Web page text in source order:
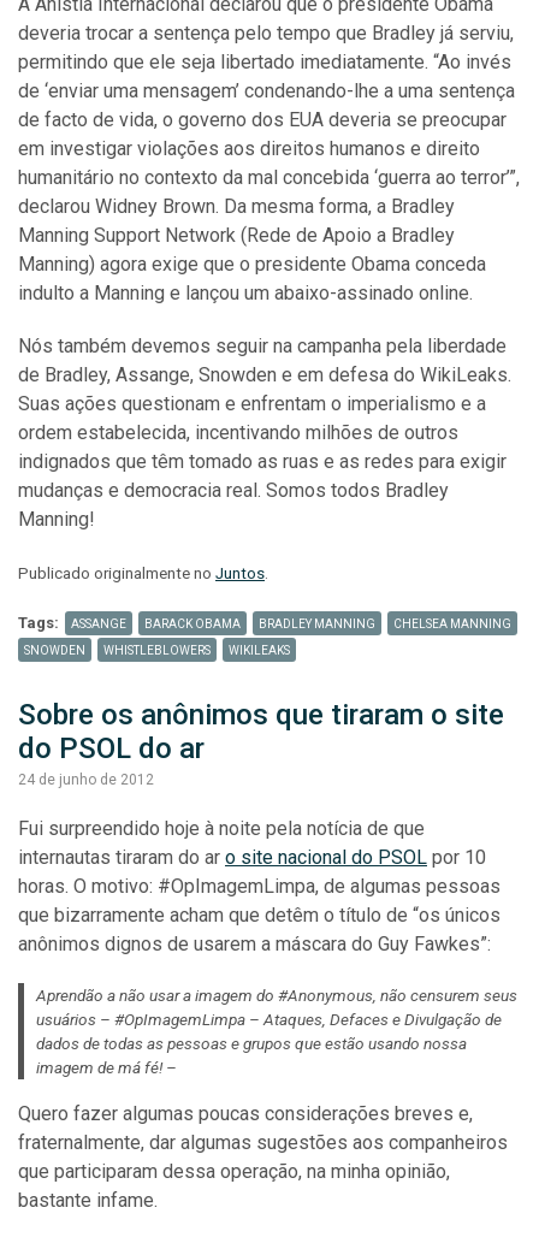
deveria trocar a sentença pelo tempo que Bradley já serviu,
permitindo que ele seja libertado imediatamente. “Ao invés
de ‘enviar uma mensagem’ condenando-lhe a uma sentença
de facto de vida, o governo dos EUA deveria se preocupar
em investigar violações aos direitos humanos e direito
humanitário no contexto da mal concebida ‘guerra ao terror’”,
declarou Widney Brown. Da mesma forma, a Bradley
Manning Support Network (Rede de Apoio a Bradley
Manning) agora exige que o presidente Obama conceda
indulto a Manning e lançou um abaixo-assinado online.
Nós também devemos seguir na campanha pela liberdade
de Bradley, Assange, Snowden e em defesa do WikiLeaks.
Suas ações questionam e enfrentam o imperialismo e a
ordem estabelecida, incentivando milhões de outros
indignados que têm tomado as ruas e as redes para exigir
mudanças e democracia real. Somos todos Bradley
Manning!
Publicado originalmente no Juntos
Tags: ASSANGE BARACK OBAMA BRADLEY MANNING
CHELSEA MANNING
SNOWDEN
WHISTLEBLOWERS WIKILEAKS
Sobre os anônimos que tiraram o site
do PSOL do ar
24 de junho de 2012
Fui surpreendido hoje à noite pela notícia de que
internautas tiraram do ar o site nacional do PSOL por 10
horas. O motivo: #OpImagemLimpa, de algumas pessoas
que bizarramente acham que detêm o título de “os únicos
anônimos dignos de usarem a máscara do Guy Fawkes”:
Aprendão a não usar a imagem do #Anonymous, não censurem seus
usuários – #OpImagemLimpa – Ataques, Defaces e Divulgação de
dados de todas as pessoas e grupos que estão usando nossa
imagem de má fé! –
Quero fazer algumas poucas considerações breves e,
fraternalmente, dar algumas sugestões aos companheiros
que participaram dessa operação, na minha opinião,
bastante infame.